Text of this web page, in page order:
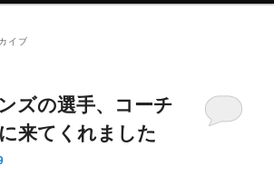
イブ
ズの選手、コーチ
来てくれました